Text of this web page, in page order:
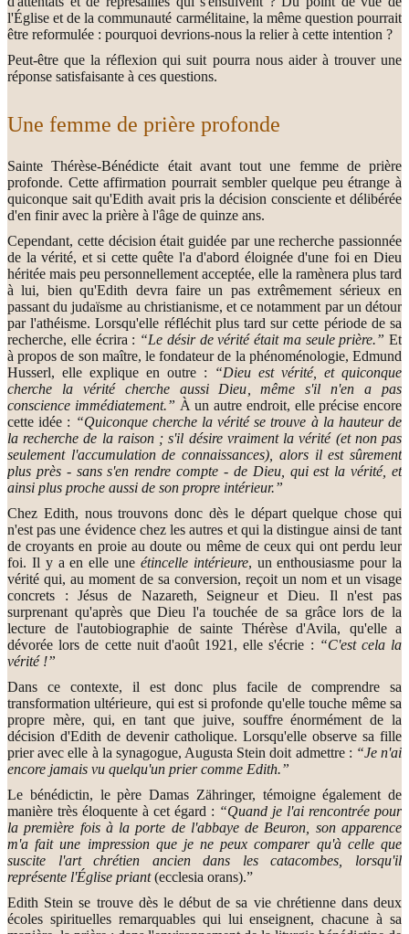
l'Église et de la communauté carmélitaine, la même question pourrait
être reformulée : pourquoi devrions-nous la relier à cette intention ?
Peut-être que la réflexion qui suit pourra nous aider à trouver une
réponse satisfaisante à ces questions.
Une femme de prière profonde
Sainte Thérèse-Bénédicte était avant tout une femme de prière
profonde. Cette affirmation pourrait sembler quelque peu étrange à
quiconque sait qu'Edith avait pris la décision consciente et délibérée
d'en finir avec la prière à l'âge de quinze ans.
Cependant, cette décision était guidée par une recherche passionnée
de la vérité, et si cette quête l'a d'abord éloignée d'une foi en Dieu
héritée mais peu personnellement acceptée, elle la ramènera plus tard
à lui, bien qu'Edith devra faire un pas extrêmement sérieux en
passant du judaïsme au christianisme, et ce notamment par un détour
par l'athéisme. Lorsqu'elle réfléchit plus tard sur cette période de sa
recherche, elle écrira : “Le désir de vérité était ma seule prière.” Et
à propos de son maître, le fondateur de la phénoménologie, Edmund
Husserl, elle explique en outre :
“Dieu est vérité, et quiconque
cherche la vérité cherche aussi Dieu, même s'il n'en a pas
conscience immédiatement.” À un autre endroit, elle précise encore
cette idée : “Quiconque cherche la vérité se trouve à la hauteur de
la recherche de la raison ; s'il désire vraiment la vérité (et non pas
seulement l'accumulation de connaissances), alors il est sûrement
plus près - sans s'en rendre compte - de Dieu, qui est la vérité, et
ainsi plus proche aussi de son propre intérieur.”
Chez Edith, nous trouvons donc dès le départ quelque chose qui
n'est pas une évidence chez les autres et qui la distingue ainsi de tant
de croyants en proie au doute ou même de ceux qui ont perdu leur
foi. Il y a en elle une étincelle intérieure, un enthousiasme pour la
vérité qui, au moment de sa conversion, reçoit un nom et un visage
concrets : Jésus de Nazareth, Seigneur et Dieu. Il n'est pas
surprenant qu'après que Dieu l'a touchée de sa grâce lors de la
lecture de l'autobiographie de sainte Thérèse d'Avila, qu'elle a
dévorée lors de cette nuit d'août 1921, elle s'écrie : “C'est cela la
vérité !”
Dans ce contexte, il est donc plus facile de comprendre sa
transformation ultérieure, qui est si profonde qu'elle touche même sa
propre mère, qui, en tant que juive, souffre énormément de la
décision d'Edith de devenir catholique. Lorsqu'elle observe sa fille
prier avec elle à la synagogue, Augusta Stein doit admettre : “Je n'ai
encore jamais vu quelqu'un prier comme Edith.”
Le bénédictin, le père Damas Zähringer, témoigne également de
manière très éloquente à cet égard : “Quand je l'ai rencontrée pour
la première fois à la porte de l'abbaye de Beuron, son apparence
m'a fait une impression que je ne peux comparer qu'à celle que
suscite l'art chrétien ancien dans les catacombes, lorsqu'il
représente l'Église priant(ecclesia orans).”
Edith Stein se trouve dès le début de sa vie chrétienne dans deux
écoles spirituelles remarquables qui lui enseignent, chacune à sa